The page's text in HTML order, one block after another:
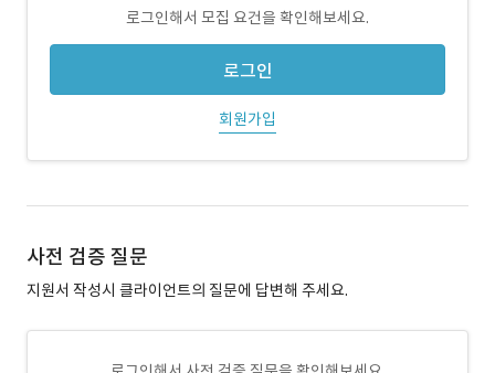
로그인해서 모집 요건을 확인해보세요.
로그인
회원가입
사전 검증 질문
지원서 작성시 클라이언트의 질문에 답변해 주세요.